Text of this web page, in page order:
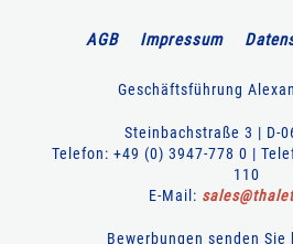
AGB Impressum
Geschäftsführung
Steinbachstraße 3 | D-
Telefon: +49 (0) 3947-778 0 |
110
E-Mail: sales@
Bewerbungen senden Sie